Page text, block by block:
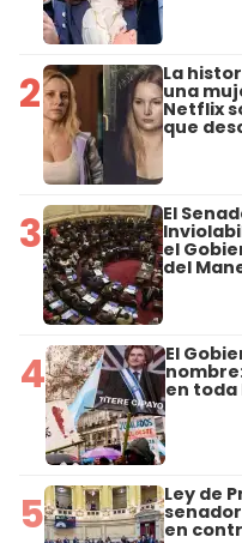
2 La
una
Netflix
que
3 El
el
del
4 El
en
5 Ley de
en